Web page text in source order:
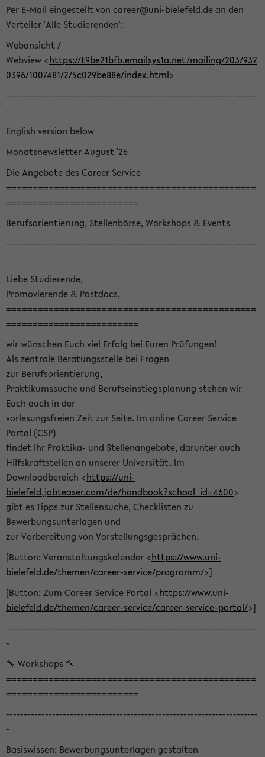
Per E-Mail eingestellt von career@uni-bielefeld.de an den
Verteiler 'Alle Studierenden':
Webansicht /
Webview <https://t9be21bfb.emailsys1a.net/mailing/203/932
0396/1007481/2/5c029be88e/index.html>
-----------------------------------------------------------------------
-
English version below
Monatsnewsletter August '26
Die Angebote des Career Service
===============================================
=========================
Berufsorientierung, Stellenbörse, Workshops & Events
-----------------------------------------------------------------------
-
Liebe Studierende,
Promovierende & Postdocs,
===============================================
=========================
wir wünschen Euch viel Erfolg bei Euren Prüfungen!
Als zentrale Beratungsstelle bei Fragen
zur Berufsorientierung,
Praktikumssuche und Berufseinstiegsplanung stehen wir
Euch auch in der
vorlesungsfreien Zeit zur Seite. Im online Career Service
Portal (CSP)
findet Ihr Praktika- und Stellenangebote, darunter auch
Hilfskraftstellen an unserer Universität. Im
Downloadbereich <https://uni-
bielefeld.jobteaser.com/de/handbook?school_id=4600>
gibt es Tipps zur Stellensuche, Checklisten zu
Bewerbungsunterlagen und
zur Vorbereitung von Vorstellungsgesprächen.
[Button: Veranstaltungskalender <https://www.uni-
bielefeld.de/themen/career-service/programm/>]
[Button: Zum Career Service Portal <https://www.uni-
bielefeld.de/themen/career-service/career-service-portal/>]
-----------------------------------------------------------------------
-
🔧 Workshops 🔨
===============================================
=========================
-----------------------------------------------------------------------
-
Basiswissen: Bewerbungsunterlagen gestalten